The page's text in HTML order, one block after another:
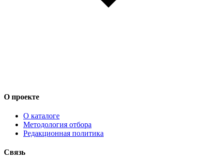
О проекте
О каталоге
Методология отбора
Редакционная политика
Связь